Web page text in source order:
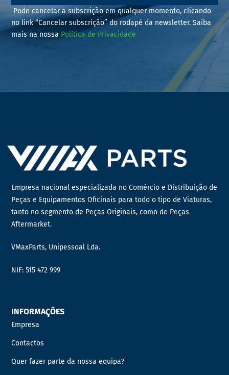
Pode cancelar a subscrição em qualquer momento, clicando
no link “Cancelar subscrição” do rodapé da newsletter. Saiba
mais na nossa Política de Privacidade
Empresa nacional especializada no Comércio e Distribuição de
Peças e Equipamentos Oficinais para todo o tipo de Viaturas,
tanto no segmento de Peças Originais, como de Peças
Aftermarket.
VMaxParts, Unipessoal Lda.
NIF: 515 472 999
INFORMAÇÕES
Empresa
Contactos
Quer fazer parte da nossa equipa?